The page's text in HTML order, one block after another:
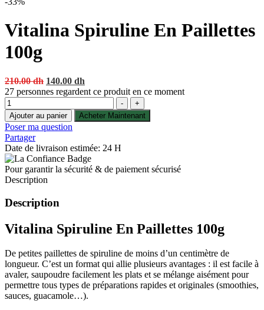
Vitalina Spiruline En Paillettes
100g
210.00dh Original
price
210.00 dh.
140.00 dh
price
140.00 dh.
27 personnes regardent ce produit en ce moment
Quantité
-
+
Ajouter au panier
Acheter Maintenant
Poser ma question
Partager
Date de livraison estimée: 24 H
Pour garantir la sécurité & de paiement sécurisé
Description
Description
Vitalina Spiruline En Paillettes 100g
De petites paillettes de spiruline de moins d’un centimètre de
longueur. C’est un format qui allie plusieurs avantages : il est facile à
avaler, saupoudre facilement les plats et se mélange aisément pour
permettre tous types de préparations rapides et originales (smoothies,
sauces, guacamole…).